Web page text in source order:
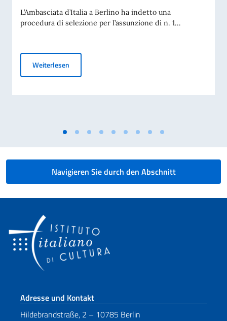
L’Ambasciata d’Italia a Berlino ha indetto una
procedura di selezione per l’assunzione di n. 1...
Weiterlesen
Navigieren Sie durch den Abschnitt
Fußbereich
Adresse und Kontakt
Hildebrandstraße, 2 – 10785 Berlin